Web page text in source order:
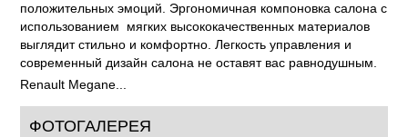
положительных эмоций. Эргономичная компоновка салона с
использованием мягких высококачественных материалов
выглядит стильно и комфортно. Легкость управления и
современный дизайн салона не оставят вас равнодушным.
Renault Megane...
ФОТОГАЛЕРЕЯ